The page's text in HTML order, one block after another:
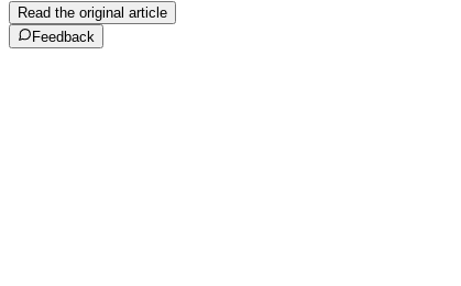
Read the original article
Feedback